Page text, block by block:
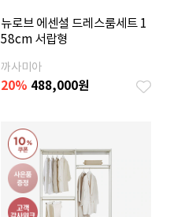
뉴로브 에센셜 드레스룸세트 1
58cm 서랍형
까사미아
20% 488,000원